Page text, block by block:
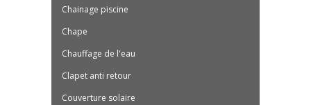
Chainage piscine
Chape
Chauffage de l'eau
Clapet anti retour
Couverture solaire